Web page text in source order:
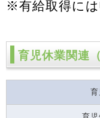
※有給取得に
育児休業関連